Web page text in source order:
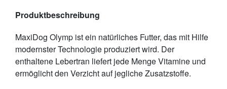
Produktbeschreibung
MaxiDog Olymp ist ein natürliches Futter, das mit Hilfe
modernster Technologie produziert wird. Der
enthaltene Lebertran liefert jede Menge Vitamine und
ermöglicht den Verzicht auf jegliche Zusatzstoffe.